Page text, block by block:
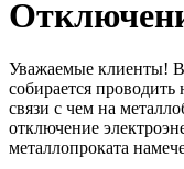
Уважаемые клиенты!
собирается
связи с чем на
отключение
металлопроката